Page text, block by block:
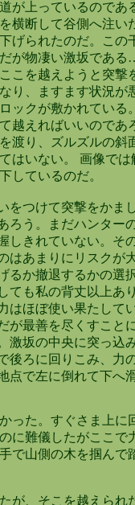
が上っているので
横断して谷側へ注
げられたのだ。この
が物凄い激坂である
こを越えようと突撃
り、ますます状況が
ックが敷かれている
越えればいいのであ
渡り、ズルズルの斜
はいない。 画像で
しているのだ。
つけて突撃をかまし
ろう。まだハンター
しきれていない。そ
はあまりにリスクが
るか撤退するかの選
ても私の背丈以上あ
はほぼ使い果たして
が最善を尽くすこと
激坂の中央に突っ込
後ろに回りこみ、力
点で左に倒れて下へ
った。すぐさま上に
に難儀したがここ
で山側の木を掴ん
が、そこを越えら